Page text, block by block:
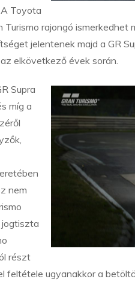
Toyota
rajongó ismerkedhet
jelentenek majd a GR
elkövetkező évek során.
Supra
míg a
nem
részt
feltétele ugyanakkor a